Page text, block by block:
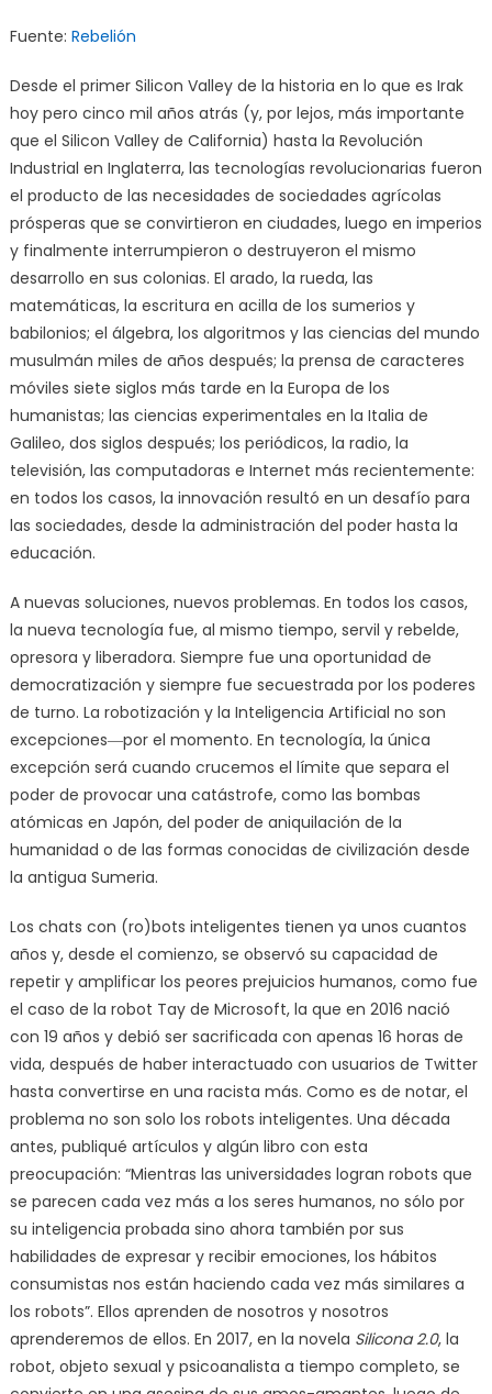
Fuente: Rebelión
Desde el primer Silicon Valley de la historia en lo que es Irak
hoy pero cinco mil años atrás (y, por lejos, más importante
que el Silicon Valley de California) hasta la Revolución
Industrial en Inglaterra, las tecnologías revolucionarias fueron
el producto de las necesidades de sociedades agrícolas
prósperas que se convirtieron en ciudades, luego en imperios
y finalmente interrumpieron o destruyeron el mismo
desarrollo en sus colonias. El arado, la rueda, las
matemáticas, la escritura en acilla de los sumerios y
babilonios; el álgebra, los algoritmos y las ciencias del mundo
musulmán miles de años después; la prensa de caracteres
móviles siete siglos más tarde en la Europa de los
humanistas; las ciencias experimentales en la Italia de
Galileo, dos siglos después; los periódicos, la radio, la
televisión, las computadoras e Internet más recientemente:
en todos los casos, la innovación resultó en un desafío para
las sociedades, desde la administración del poder hasta la
educación.
A nuevas soluciones, nuevos problemas. En todos los casos,
la nueva tecnología fue, al mismo tiempo, servil y rebelde,
opresora y liberadora. Siempre fue una oportunidad de
democratización y siempre fue secuestrada por los poderes
de turno. La robotización y la Inteligencia Artificial no son
excepciones―por el momento. En tecnología, la única
excepción será cuando crucemos el límite que separa el
poder de provocar una catástrofe, como las bombas
atómicas en Japón, del poder de aniquilación de la
humanidad o de las formas conocidas de civilización desde
la antigua Sumeria.
Los chats con (ro)bots inteligentes tienen ya unos cuantos
años y, desde el comienzo, se observó su capacidad de
repetir y amplificar los peores prejuicios humanos, como fue
el caso de la robot Tay de Microsoft, la que en 2016 nació
con 19 años y debió ser sacrificada con apenas 16 horas de
vida, después de haber interactuado con usuarios de Twitter
hasta convertirse en una racista más. Como es de notar, el
problema no son solo los robots inteligentes. Una década
antes, publiqué artículos y algún libro con esta
preocupación: “Mientras las universidades logran robots que
se parecen cada vez más a los seres humanos, no sólo por
su inteligencia probada sino ahora también por sus
habilidades de expresar y recibir emociones, los hábitos
consumistas nos están haciendo cada vez más similares a
los robots”. Ellos aprenden de nosotros y nosotros
aprenderemos de ellos. En 2017, en la novela Silicona 2.0, la
robot, objeto sexual y psicoanalista a tiempo completo, se